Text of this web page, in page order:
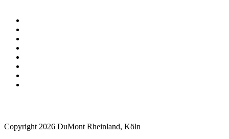
Copyright 2026 DuMont Rheinland, Köln